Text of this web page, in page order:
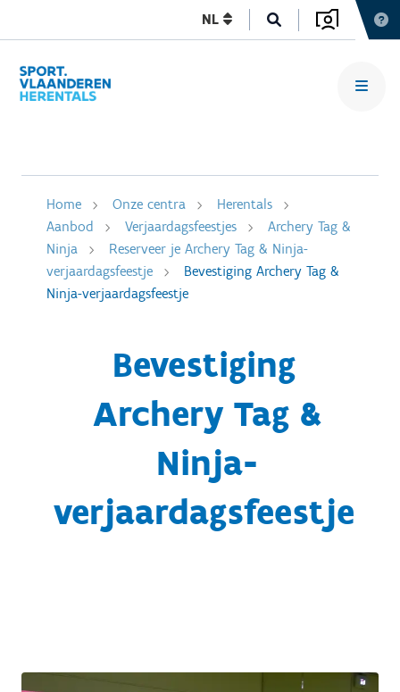
NL
Home Onze centra
Herentals
Aanbod
Verjaardagsfeestjes
Archery Tag &
Ninja
Reserveer je Archery Tag & Ninja-
verjaardagsfeestje
Bevestiging Archery Tag &
Ninja-verjaardagsfeestje
Bevestiging
Archery Tag &
Ninja-
verjaardagsfeestje